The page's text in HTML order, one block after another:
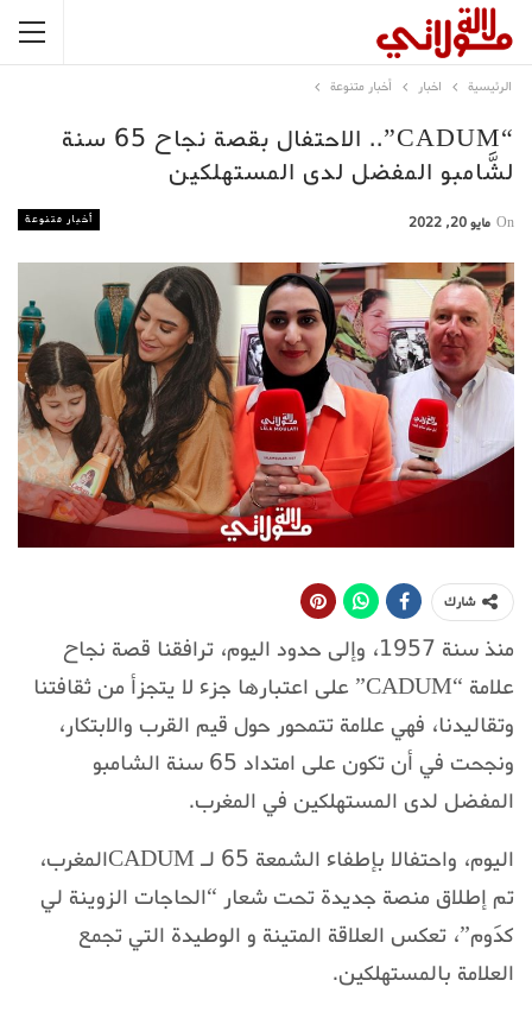
الرئيسية اخبار أخبار متنوعة
“CADUM”.. الاحتفال بقصة نجاح 65 سنة
لشَّامبو المفضل لدى المستهلكين
أخبار متنوعة On مايو 20, 2022
شارك
منذ سنة 1957، وإلى حدود اليوم، ترافقنا قصة نجاح
علامة “CADUM” على اعتبارها جزء لا يتجزأ من ثقافتنا
وتقاليدنا، فهي علامة تتمحور حول قيم القرب والابتكار،
ونجحت في أن تكون على امتداد 65 سنة الشامبو
المفضل لدى المستهلكين في المغرب.
اليوم، واحتفالا بإطفاء الشمعة 65 لـ CADUMالمغرب،
تم إطلاق منصة جديدة تحت شعار “الحاجات الزوينة لي
كدَوم”، تعكس العلاقة المتينة و الوطيدة التي تجمع
العلامة بالمستهلكين.